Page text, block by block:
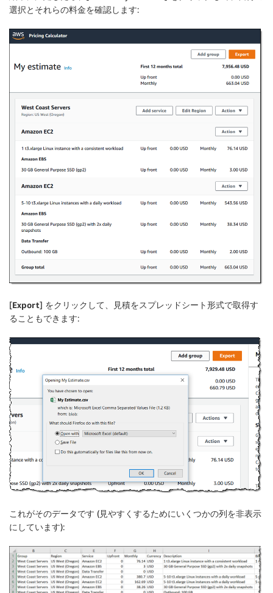
選択とそれらの料金を確認します:
[Export] をクリックして、見積をスプレッドシート形式で取得す
ることもできます:
これがそのデータです (見やすくするためにいくつかの列を非表示
にしています):